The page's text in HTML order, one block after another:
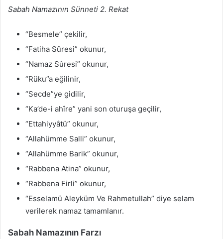
Sabah Namazının Sünneti 2. Rekat
“Besmele” çekilir,
“Fatiha Sûresi” okunur,
“Namaz Sûresi” okunur,
“Rüku”a eğilinir,
“Secde”ye gidilir,
“Ka’de-i ahîre” yani son oturuşa geçilir,
“Ettahiyyâtü” okunur,
“Allahümme Salli” okunur,
“Allahümme Barik” okunur,
“Rabbena Atina” okunur,
“Rabbena Firli” okunur,
“Esselamü Aleyküm Ve Rahmetullah” diye selam
verilerek namaz tamamlanır.
Sabah Namazının Farzı